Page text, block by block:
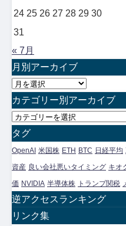
24 25 26 27 28 29 30
31
« 7月
月別アーカイブ
月
別
ア
ー
カ
イ
ブ
カテゴリー別アーカイブ
カ
テ
ゴ
リ
ー
別
ア
タグ
OpenAI 米国株 ETH BTC 日経平均
資産 良い会社悪いタイミング キオ
価 NVIDIA 半導体株 トランプ関税
逆アクセスランキング
リンク集